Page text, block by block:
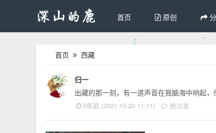
首页 原创
首页 西藏
归一
出藏的那一刻，有一道声音在我脑海中响起
5年前 (2021-10-20 11:11) 抢沙发